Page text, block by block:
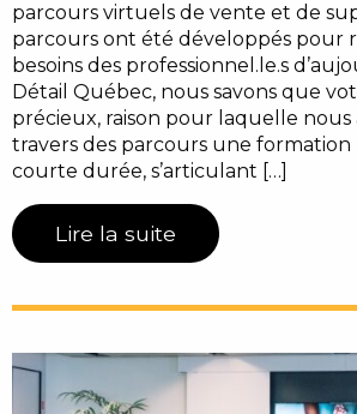
parcours virtuels de vente et de
parcours ont été développés pour
besoins des professionnel.le.s
Détail Québec, nous savons que
précieux, raison pour laquelle nous
travers des parcours une
courte durée, s’articulant […]
Lire la suite